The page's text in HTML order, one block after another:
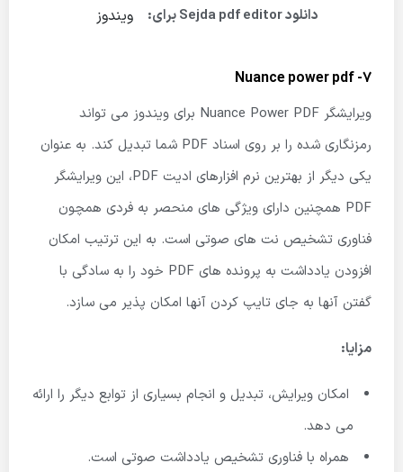
دانلود Sejda pdf editor برای: ویندوز
7- Nuance power pdf
ویرایشگر Nuance Power PDF برای ویندوز می تواند
رمزنگاری شده را بر روی اسناد PDF شما تبدیل کند. به عنوان
یکی دیگر از بهترین نرم افزارهای ادیت PDF، این ویرایشگر
PDF همچنین دارای ویژگی های منحصر به فردی همچون
فناوری تشخیص نت های صوتی است. به این ترتیب امکان
افزودن یادداشت به پرونده های PDF خود را به سادگی با
گفتن آنها به جای تایپ کردن آنها امکان پذیر می سازد.
مزایا:
امکان ویرایش، تبدیل و انجام بسیاری از توابع دیگر را ارائه
می دهد.
همراه با فناوری تشخیص یادداشت صوتی است.